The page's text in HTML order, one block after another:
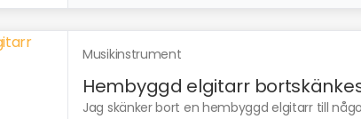
Musikinstrument
Hembyggd elgitarr
Jag skänker bort en hembyggd elgitarr till